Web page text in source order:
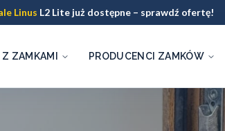
Linus L2 Lite już dostępne – sprawdź ofertę!
ZAMKAMI PRODUCENCI ZAMKÓW